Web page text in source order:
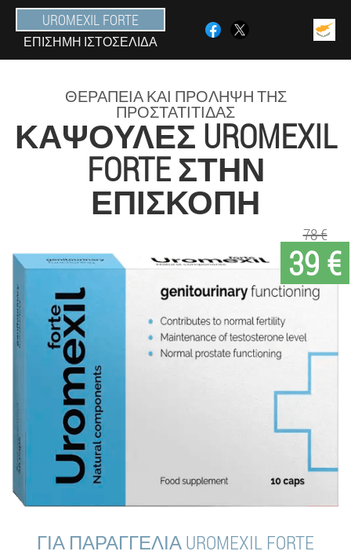
UROMEXIL FORTE
ΕΠΊΣΗΜΗ ΙΣΤΟΣΕΛΊΔΑ
ΘΕΡΑΠΕΊΑ ΚΑΙ ΠΡΌΛΗΨΗ ΤΗΣ
ΠΡΟΣΤΑΤΊΤΙΔΑΣ
ΚΆΨΟΥΛΕΣ UROMEXIL
FORTE ΣΤΗΝ
ΕΠΙΣΚΟΠΉ
39 €
78 €
ΓΙΑ ΠΑΡΑΓΓΕΛΊΑ UROMEXIL FORTE